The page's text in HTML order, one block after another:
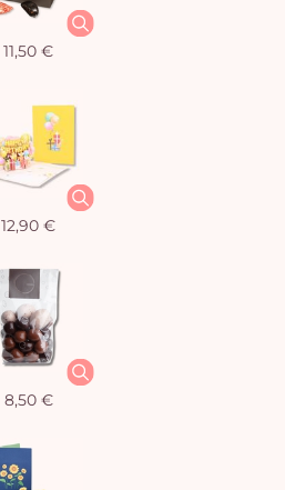
11,50 €
12,90 €
8,50 €